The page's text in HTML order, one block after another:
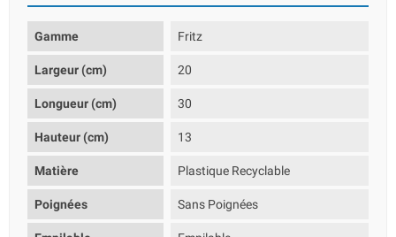
Gamme Fritz
Largeur (cm) 20
Longueur (cm) 30
Hauteur (cm) 13
Matière Plastique Recyclable
Poignées Sans Poignées